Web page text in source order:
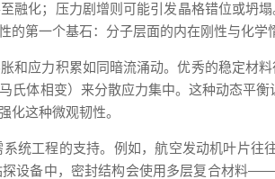
融化；压力剧增则可能引发晶格错位或
第一个基石：分子层面的内在刚性与化学
和应力积累如同暗流涌动。优秀的稳定材
氏体相变）来分散应力集中。这种动态平
化这种微观韧性。
统工程的支持。例如，航空发动机叶片
设备中，密封结构会使用多层复合材